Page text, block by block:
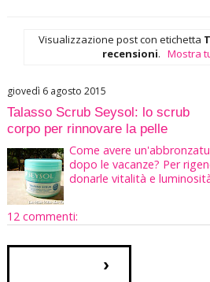
Visualizzazione post con etichetta
recensioni. Mostra
giovedì 6 agosto 2015
Talasso Scrub Seysol: lo scrub
corpo per rinnovare la pelle
Come avere
dopo le vacanze? Per
donarle vitalità e
12 commenti:
›